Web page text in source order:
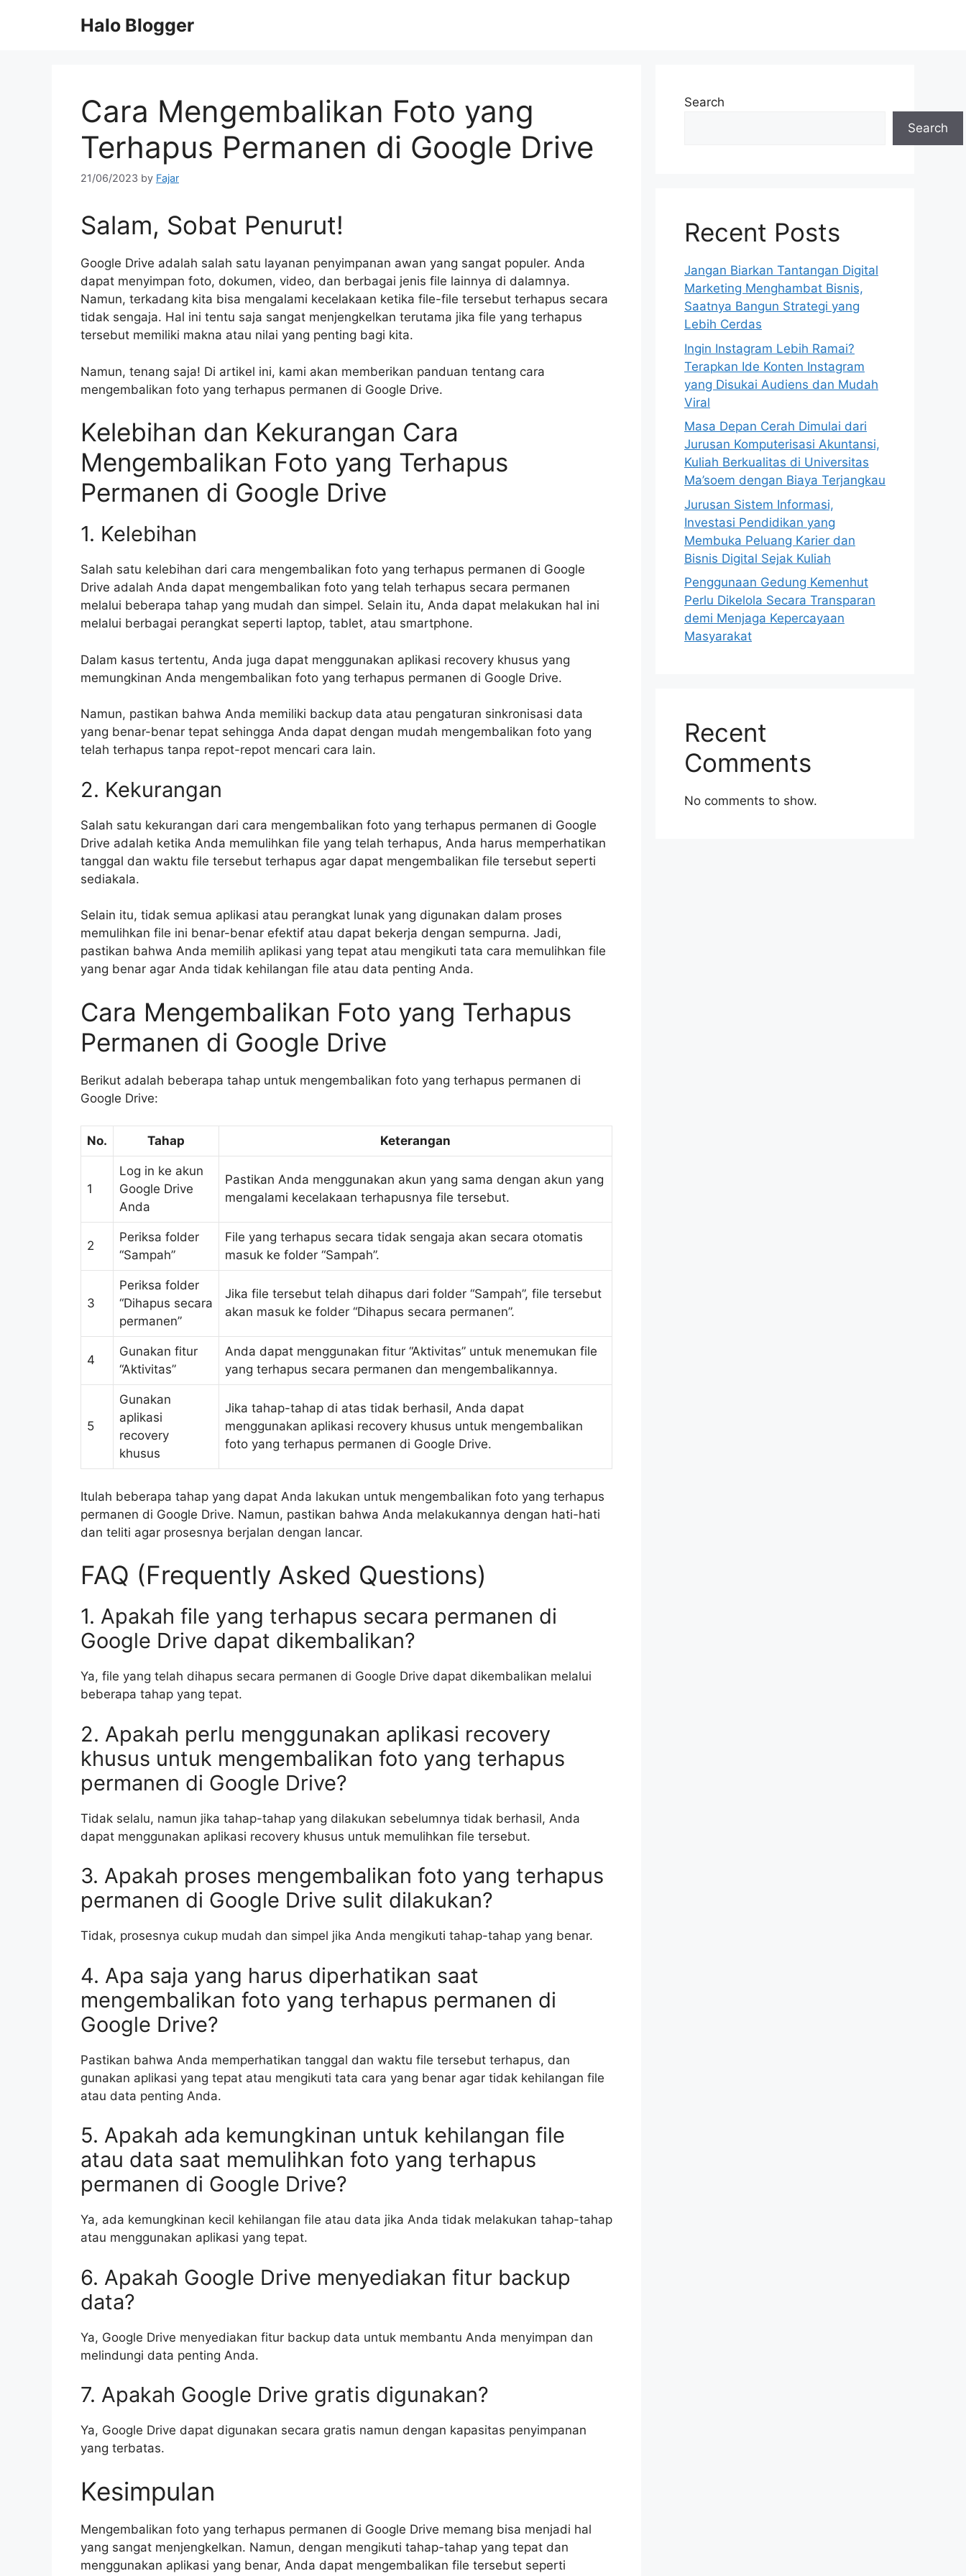
Halo Blogger
Cara Mengembalikan Foto yang
Terhapus Permanen di Google Drive
21/06/2023 by Fajar
Salam, Sobat Penurut!
Google Drive adalah salah satu layanan penyimpanan awan yang sangat populer. Anda
dapat menyimpan foto, dokumen, video, dan berbagai jenis file lainnya di dalamnya.
Namun, terkadang kita bisa mengalami kecelakaan ketika file-file tersebut terhapus secara
tidak sengaja. Hal ini tentu saja sangat menjengkelkan terutama jika file yang terhapus
tersebut memiliki makna atau nilai yang penting bagi kita.
Namun, tenang saja! Di artikel ini, kami akan memberikan panduan tentang cara
mengembalikan foto yang terhapus permanen di Google Drive.
Kelebihan dan Kekurangan Cara
Mengembalikan Foto yang Terhapus
Permanen di Google Drive
1. Kelebihan
Salah satu kelebihan dari cara mengembalikan foto yang terhapus permanen di Google
Drive adalah Anda dapat mengembalikan foto yang telah terhapus secara permanen
melalui beberapa tahap yang mudah dan simpel. Selain itu, Anda dapat melakukan hal ini
melalui berbagai perangkat seperti laptop, tablet, atau smartphone.
Dalam kasus tertentu, Anda juga dapat menggunakan aplikasi recovery khusus yang
memungkinan Anda mengembalikan foto yang terhapus permanen di Google Drive.
Namun, pastikan bahwa Anda memiliki backup data atau pengaturan sinkronisasi data
yang benar-benar tepat sehingga Anda dapat dengan mudah mengembalikan foto yang
telah terhapus tanpa repot-repot mencari cara lain.
2. Kekurangan
Salah satu kekurangan dari cara mengembalikan foto yang terhapus permanen di Google
Drive adalah ketika Anda memulihkan file yang telah terhapus, Anda harus memperhatikan
tanggal dan waktu file tersebut terhapus agar dapat mengembalikan file tersebut seperti
sediakala.
Selain itu, tidak semua aplikasi atau perangkat lunak yang digunakan dalam proses
memulihkan file ini benar-benar efektif atau dapat bekerja dengan sempurna. Jadi,
pastikan bahwa Anda memilih aplikasi yang tepat atau mengikuti tata cara memulihkan file
yang benar agar Anda tidak kehilangan file atau data penting Anda.
Cara Mengembalikan Foto yang Terhapus
Permanen di Google Drive
Berikut adalah beberapa tahap untuk mengembalikan foto yang terhapus permanen di
Google Drive:
No. Tahap Keterangan
1
Log in ke akun
Google Drive
Anda
Pastikan Anda menggunakan akun yang sama dengan akun yang
mengalami kecelakaan terhapusnya file tersebut.
2
Periksa folder
“Sampah”
File yang terhapus secara tidak sengaja akan secara otomatis
masuk ke folder “Sampah”.
3
Periksa folder
“Dihapus secara
permanen”
Jika file tersebut telah dihapus dari folder “Sampah”, file tersebut
akan masuk ke folder “Dihapus secara permanen”.
4
Gunakan fitur
“Aktivitas”
Anda dapat menggunakan fitur “Aktivitas” untuk menemukan file
yang terhapus secara permanen dan mengembalikannya.
5
Gunakan
aplikasi
recovery
khusus
Jika tahap-tahap di atas tidak berhasil, Anda dapat
menggunakan aplikasi recovery khusus untuk mengembalikan
foto yang terhapus permanen di Google Drive.
Itulah beberapa tahap yang dapat Anda lakukan untuk mengembalikan foto yang terhapus
permanen di Google Drive. Namun, pastikan bahwa Anda melakukannya dengan hati-hati
dan teliti agar prosesnya berjalan dengan lancar.
FAQ (Frequently Asked Questions)
1. Apakah file yang terhapus secara permanen di
Google Drive dapat dikembalikan?
Ya, file yang telah dihapus secara permanen di Google Drive dapat dikembalikan melalui
beberapa tahap yang tepat.
2. Apakah perlu menggunakan aplikasi recovery
khusus untuk mengembalikan foto yang terhapus
permanen di Google Drive?
Tidak selalu, namun jika tahap-tahap yang dilakukan sebelumnya tidak berhasil, Anda
dapat menggunakan aplikasi recovery khusus untuk memulihkan file tersebut.
3. Apakah proses mengembalikan foto yang terhapus
permanen di Google Drive sulit dilakukan?
Tidak, prosesnya cukup mudah dan simpel jika Anda mengikuti tahap-tahap yang benar.
4. Apa saja yang harus diperhatikan saat
mengembalikan foto yang terhapus permanen di
Google Drive?
Pastikan bahwa Anda memperhatikan tanggal dan waktu file tersebut terhapus, dan
gunakan aplikasi yang tepat atau mengikuti tata cara yang benar agar tidak kehilangan file
atau data penting Anda.
5. Apakah ada kemungkinan untuk kehilangan file
atau data saat memulihkan foto yang terhapus
permanen di Google Drive?
Ya, ada kemungkinan kecil kehilangan file atau data jika Anda tidak melakukan tahap-tahap
atau menggunakan aplikasi yang tepat.
6. Apakah Google Drive menyediakan fitur backup
data?
Ya, Google Drive menyediakan fitur backup data untuk membantu Anda menyimpan dan
melindungi data penting Anda.
7. Apakah Google Drive gratis digunakan?
Ya, Google Drive dapat digunakan secara gratis namun dengan kapasitas penyimpanan
yang terbatas.
Kesimpulan
Mengembalikan foto yang terhapus permanen di Google Drive memang bisa menjadi hal
yang sangat menjengkelkan. Namun, dengan mengikuti tahap-tahap yang tepat dan
menggunakan aplikasi yang benar, Anda dapat mengembalikan file tersebut seperti
Search
Search
Recent Posts
Jangan Biarkan Tantangan Digital
Marketing Menghambat Bisnis,
Saatnya Bangun Strategi yang
Lebih Cerdas
Ingin Instagram Lebih Ramai?
Terapkan Ide Konten Instagram
yang Disukai Audiens dan Mudah
Viral
Masa Depan Cerah Dimulai dari
Jurusan Komputerisasi Akuntansi,
Kuliah Berkualitas di Universitas
Ma’soem dengan Biaya Terjangkau
Jurusan Sistem Informasi,
Investasi Pendidikan yang
Membuka Peluang Karier dan
Bisnis Digital Sejak Kuliah
Penggunaan Gedung Kemenhut
Perlu Dikelola Secara Transparan
demi Menjaga Kepercayaan
Masyarakat
Recent
Comments
No comments to show.